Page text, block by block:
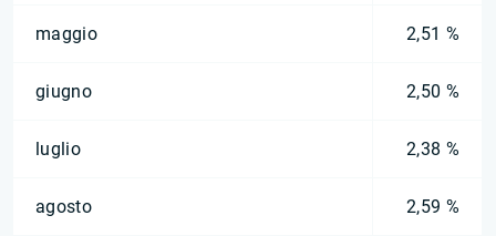
maggio 2,51 %
giugno 2,50 %
luglio 2,38 %
agosto 2,59 %